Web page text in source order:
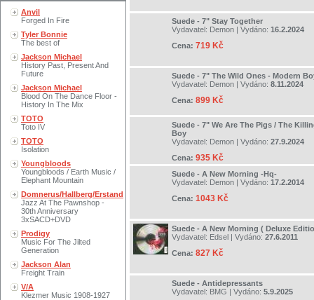
Anvil
Forged In Fire
Tyler Bonnie
The best of
Jackson Michael
History Past, Present And
Future
Jackson Michael
Blood On The Dance Floor -
History In The Mix
TOTO
Toto IV
TOTO
Isolation
Youngbloods
Youngbloods / Earth Music /
Elephant Mountain
Domnerus/Hallberg/Erstand
Jazz At The Pawnshop -
30th Anniversary
3xSACD+DVD
Prodigy
Music For The Jilted
Generation
Jackson Alan
Freight Train
V/A
Klezmer Music 1908-1927
Suede - 7" Stay Together
Vydavatel: Demon | Vydáno: 16.2.2024
Cena: 719 Kč
Suede - 7" The Wild Ones - Modern
Vydavatel: Demon | Vydáno: 8.11.2024
Cena: 899 Kč
Suede - 7" We Are The Pigs / The
Boy
Vydavatel: Demon | Vydáno: 27.9.2024
Cena: 935 Kč
Suede - A New Morning -Hq-
Vydavatel: Demon | Vydáno: 17.2.2014
Cena: 1043 Kč
Suede - A New Morning ( Deluxe
Vydavatel: Edsel | Vydáno: 27.6.2011
Cena: 827 Kč
Suede - Antidepressants
Vydavatel: BMG | Vydáno: 5.9.2025